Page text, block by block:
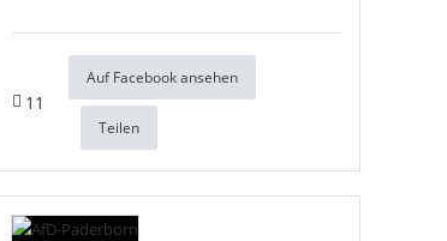
11
Auf Facebook ansehen
Teilen